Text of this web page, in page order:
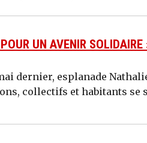
UN AVENIR
dernier, esplanade
collectifs et habitants se